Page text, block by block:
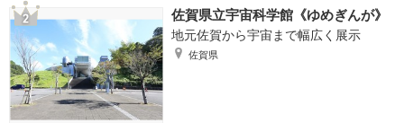
佐賀県立宇宙科学館《ゆめぎんが》
地元佐賀から宇宙まで幅広く展示
佐賀県